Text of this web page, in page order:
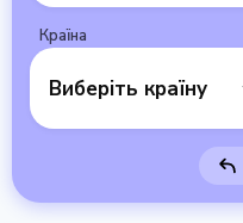
Країна
Виберіть країну